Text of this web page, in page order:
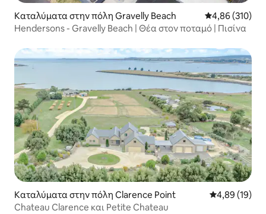
Καταλύματα στην πόλη Gravelly Beach Μέση
4,86 (310)
Hendersons - Gravelly Beach | Θέα στον ποταμό | Πισίνα
Καταλύματα στην πόλη Clarence Point Μέση
4,89 (19)
Chateau Clarence και Petite Chateau